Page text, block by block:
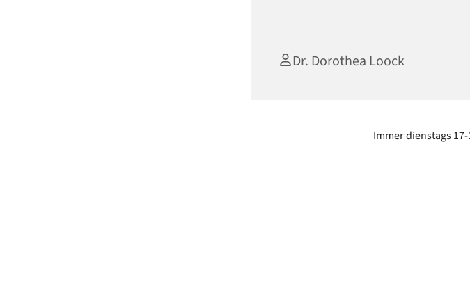
Dr. Dorothea Loock
Immer dienstags